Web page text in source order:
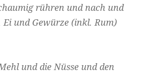
rühren und nach und
Ei und Gewürze (inkl. Rum)
und die Nüsse und den